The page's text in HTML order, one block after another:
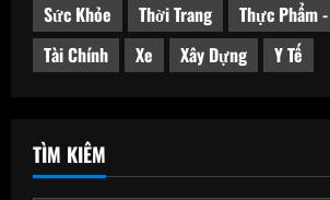
Sức Khỏe
Thời Trang
Thực Phẩm
Tài Chính
Xe Xây Dựng Y Tế
TÌM KIẾM